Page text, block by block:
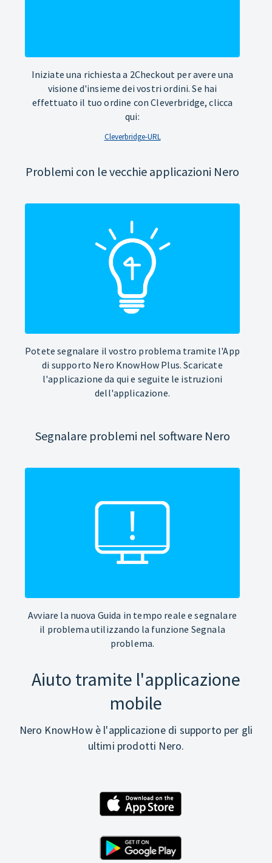
Iniziate una richiesta a 2Checkout per avere una
visione d'insieme dei vostri ordini. Se hai
effettuato il tuo ordine con Cleverbridge, clicca
qui:
Cleverbridge-URL
Problemi con le vecchie applicazioni Nero
Potete segnalare il vostro problema tramite l'App
di supporto Nero KnowHow Plus. Scaricate
l'applicazione da qui e seguite le istruzioni
dell'applicazione.
Segnalare problemi nel software Nero
Avviare la nuova Guida in tempo reale e segnalare
il problema utilizzando la funzione Segnala
problema.
Aiuto tramite l'applicazione
mobile
Nero KnowHow è l'applicazione di supporto per gli
ultimi prodotti Nero.